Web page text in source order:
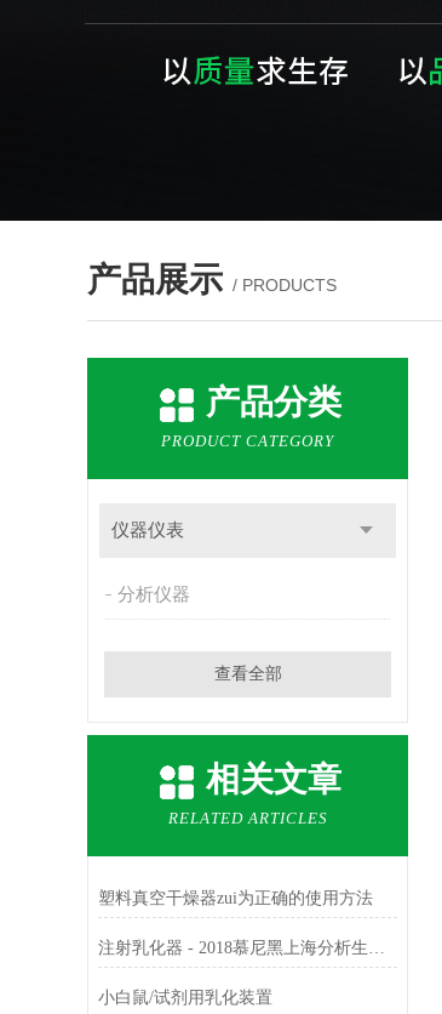
产品展示 / PRODUCTS
产品分类
PRODUCT CATEGORY
仪器仪表
分析仪器
查看全部
相关文章
RELATED ARTICLES
塑料真空干燥器zui为正确的使用方法
注射乳化器 - 2018慕尼黑上海分析生化展
小白鼠/试剂用乳化装置